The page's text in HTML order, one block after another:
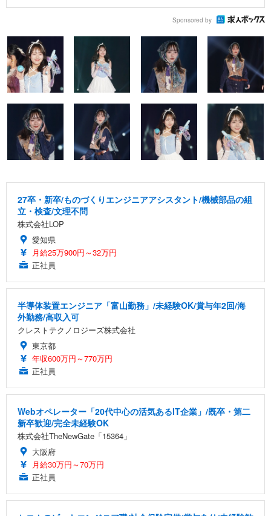
Sponsored by
27卒・新卒/ものづくりエンジニアアシスタント/機械部品の組
立・検査/文理不問
株式会社LOP
愛知県
月給25万900円～32万円
正社員
半導体装置エンジニア「富山勤務」/未経験OK/賞与年2回/海
外勤務/高収入可
クレストテクノロジーズ株式会社
東京都
年収600万円～770万円
正社員
Webオペレーター「20代中心の活気あるIT企業」/既卒・第二
新卒歓迎/完全未経験OK
株式会社TheNewGate「15364」
大阪府
月給30万円～70万円
正社員